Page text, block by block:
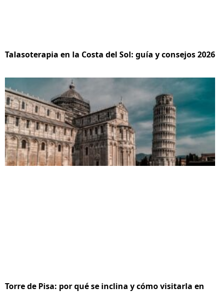
Talasoterapia en la Costa del Sol: guía y consejos 2026
Torre de Pisa: por qué se inclina y cómo visitarla en